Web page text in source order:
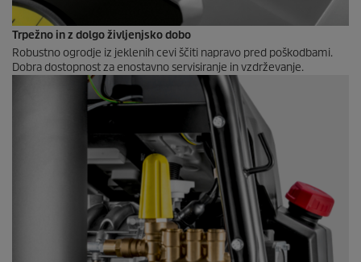
Trpežno in z dolgo življenjsko dobo
Robustno ogrodje iz jeklenih cevi ščiti napravo pred poškodbami.
Dobra dostopnost za enostavno servisiranje in vzdrževanje.